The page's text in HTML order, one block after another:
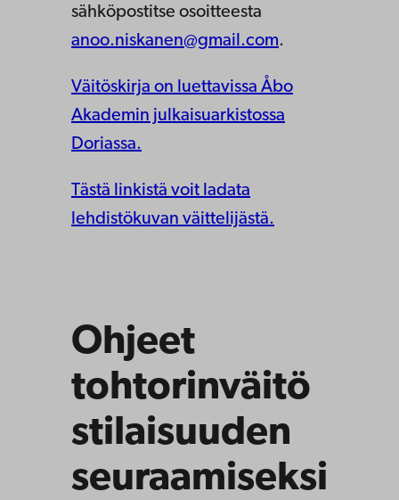
sähköpostitse osoitteesta
anoo.niskanen@gmail.com.
Väitöskirja on luettavissa Åbo
Akademin julkaisuarkistossa
Doriassa.
Tästä linkistä voit ladata
lehdistökuvan väittelijästä.
Ohjeet
tohtorinväitö
stilaisuuden
seuraamiseksi